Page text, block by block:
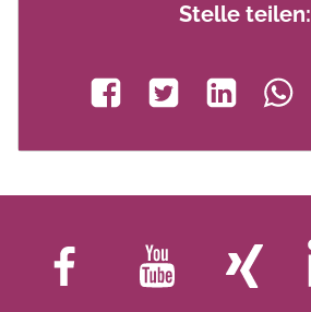
Stelle teilen: